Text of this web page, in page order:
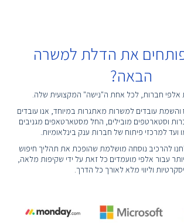
את הדלת למשרה
הבאה?
אלפי חברות, לכל אחת ה"נישה" המקצועית שלה.
והשמת עובדים למשרות מאתגרות במיוחד, אנו עובדים
וסטארטפים מובילים, החל מסטארטאפים מגניבים
למרכזי פיתוח של חברות ענק בינלאומיות.
להרכיב נוסחה מושלמת שהופכת את תהליך חיפוש
עבור אלפי מועמדים כל זאת על ידי שקיפות מלאה,
וליווי מלא לאורך כל הדרך.